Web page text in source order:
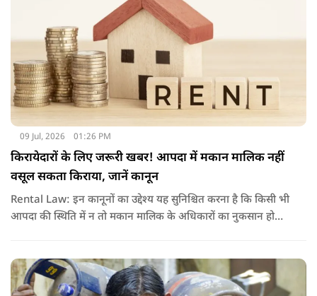
09 Jul, 2026 01:26 PM
किरायेदारों के लिए जरूरी खबर! आपदा में मकान मालिक नहीं
वसूल सकता किराया, जानें कानून
Rental Law: इन कानूनों का उद्देश्य यह सुनिश्चित करना है कि किसी भी
आपदा की स्थिति में न तो मकान मालिक के अधिकारों का नुकसान हो